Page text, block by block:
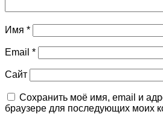
Имя *
Email *
Сайт
Сохранить моё имя, email и
браузере для последующих моих